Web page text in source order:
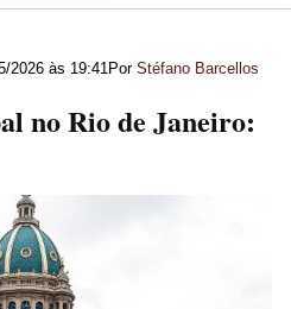
2026 às 19:41 Por Stéfano Barcellos
no Rio de Janeiro: